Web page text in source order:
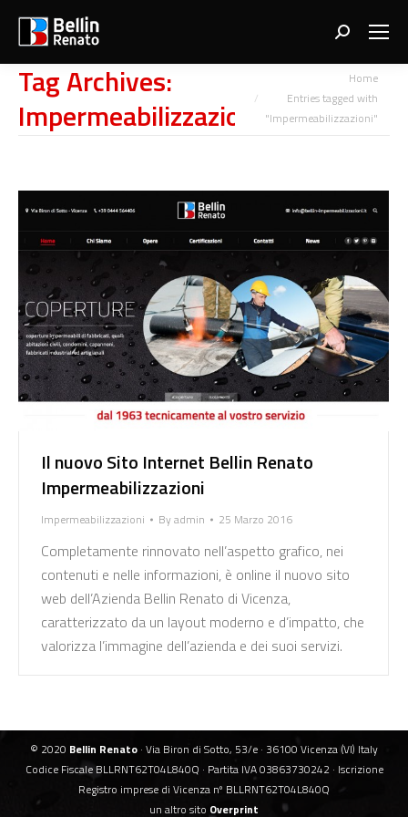
Search:
Tag Archives:
Impermeabilizzazioni
Home
Entries tagged with
"Impermeabilizzazioni"
Il nuovo Sito Internet Bellin Renato
Impermeabilizzazioni
Impermeabilizzazioni Byadmin 25 Marzo 2016
Completamente rinnovato nell’aspetto grafico, nei
contenuti e nelle informazioni, è online il nuovo sito
web dell’Azienda Bellin Renato di Vicenza,
caratterizzato da un layout moderno e d’impatto, che
valorizza l’immagine dell’azienda e dei suoi servizi.
© 2020 Bellin Renato · Via Biron di Sotto, 53/e · 36100 Vicenza (VI) Italy
Codice Fiscale BLLRNT62T04L840Q · Partita IVA 03863730242 · Iscrizione
Registro imprese di Vicenza nº BLLRNT62T04L840Q
un altro sito Overprint